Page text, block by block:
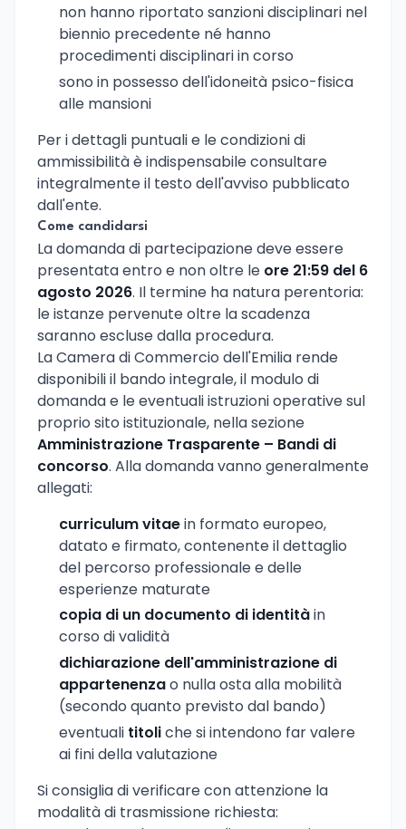
non hanno riportato sanzioni disciplinari nel
biennio precedente né hanno
procedimenti disciplinari in corso
sono in possesso dell'idoneità psico-fisica
alle mansioni
Per i dettagli puntuali e le condizioni di
ammissibilità è indispensabile consultare
integralmente il testo dell'avviso pubblicato
dall'ente.
Come candidarsi
La domanda di partecipazione deve essere
presentata entro e non oltre le ore 21:59 del 6
agosto 2026. Il termine ha natura perentoria:
le istanze pervenute oltre la scadenza
saranno escluse dalla procedura.
La Camera di Commercio dell'Emilia rende
disponibili il bando integrale, il modulo di
domanda e le eventuali istruzioni operative sul
proprio sito istituzionale, nella sezione
Amministrazione Trasparente – Bandi di
concorso. Alla domanda vanno generalmente
allegati:
curriculum vitaein formato europeo,
datato e firmato, contenente il dettaglio
del percorso professionale e delle
esperienze maturate
copia di un documento di identitàin
corso di validità
dichiarazione dell'amministrazione di
appartenenzao nulla osta alla mobilità
(secondo quanto previsto dal bando)
eventuali titoliche si intendono far valere
ai fini della valutazione
Si consiglia di verificare con attenzione la
modalità di trasmissione richiesta: